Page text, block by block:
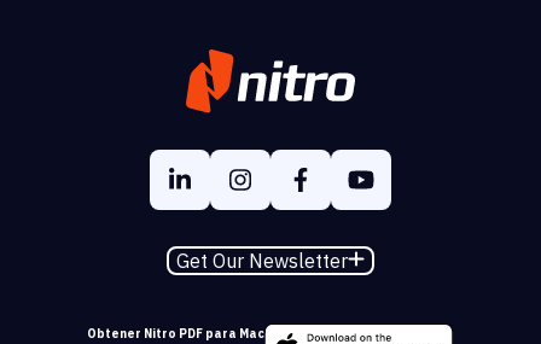
Get Our Newsletter
Obtener Nitro PDF para Mac